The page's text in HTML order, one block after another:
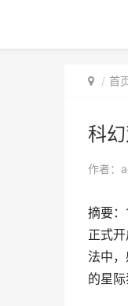
首
科
作者：
摘要
正式
法中
的星